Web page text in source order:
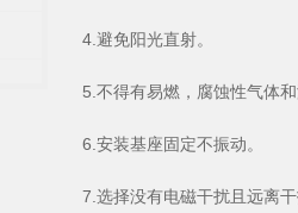
4.避免阳光直射。
5.不得有易燃，腐蚀性气体和
6.安装基座固定不振动。
7.选择没有电磁干扰且远离干